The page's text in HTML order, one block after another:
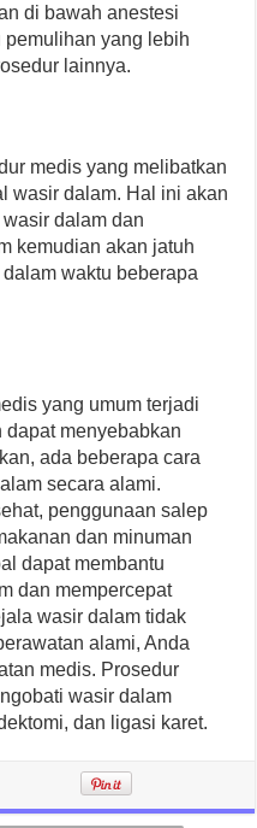
di bawah anestesi
pemulihan yang lebih
lainnya.
medis yang melibatkan
wasir dalam. Hal ini akan
dalam dan
kemudian akan jatuh
waktu beberapa
yang umum terjadi
dapat menyebabkan
ada beberapa cara
secara alami.
penggunaan salep
dan minuman
dapat membantu
dan mempercepat
wasir dalam tidak
alami, Anda
medis. Prosedur
wasir dalam
dan ligasi karet.